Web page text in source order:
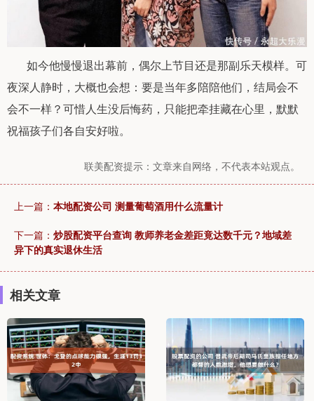
如今他慢慢退出幕前，偶尔上节目还是那副乐天模样。可
夜深人静时，大概也会想：要是当年多陪陪他们，结局会不
会不一样？可惜人生没后悔药，只能把牵挂藏在心里，默默
祝福孩子们各自安好啦。
联美配资提示：文章来自网络，不代表本站观点。
上一篇： 本地配资公司 测量葡萄酒用什么流量计
下一篇： 炒股配资平台查询 教师养老金差距竟达数千元？地域差
异下的真实退休生活
相关文章